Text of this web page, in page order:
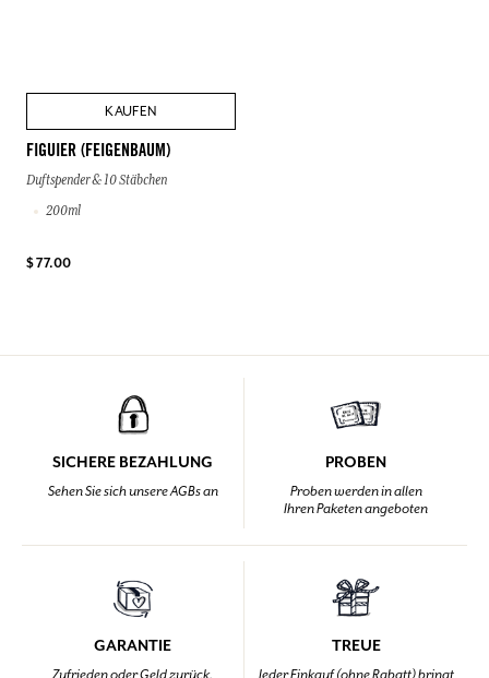
KAUFEN
FIGUIER (FEIGENBAUM)
Duftspender & 10 Stäbchen
200ml
$ 77.00
SICHERE BEZAHLUNG
Sehen Sie sich unsere AGBs an
PROBEN
Proben werden in allen
Ihren Paketen angeboten
GARANTIE TREUE